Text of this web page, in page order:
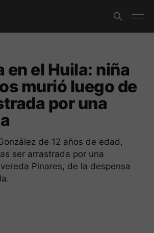
en el Huila: niña
murió luego de
por una
de 12 años de edad,
ser arrastrada por una
Pinares, de la despensa